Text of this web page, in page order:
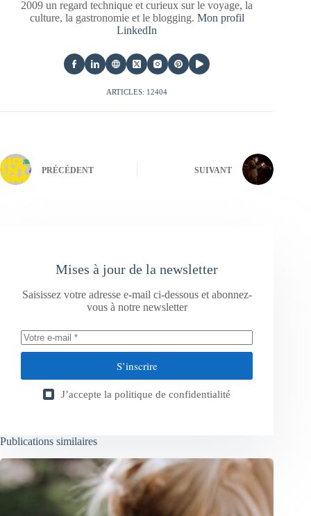
2009 un regard technique et curieux sur le voyage, la
culture, la gastronomie et le blogging. Mon profil
LinkedIn
ARTICLES: 12404
PRÉCÉDENT SUIVANT
Mises à jour de la newsletter
Saisissez votre adresse e-mail ci-dessous et abonnez-
vous à notre newsletter
S’inscrire
J’accepte la politique de confidentialité
Publications similaires